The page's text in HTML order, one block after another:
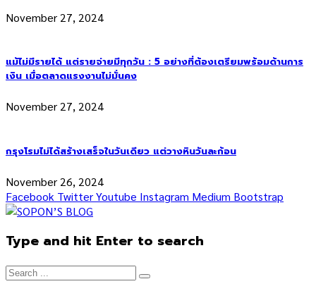
November 27, 2024
แม้ไม่มีรายได้ แต่รายจ่ายมีทุกวัน : 5 อย่างที่ต้องเตรียมพร้อมด้านการ
เงิน เมื่อตลาดแรงงานไม่มั่นคง
November 27, 2024
กรุงโรมไม่ได้สร้างเสร็จในวันเดียว แต่วางหินวันละก้อน
November 26, 2024
Facebook TwitterYoutube Instagram Medium Bootstrap
Type and hit Enter to search